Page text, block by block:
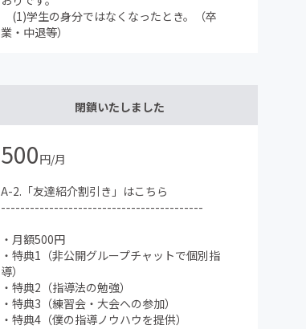
(1)学生の身分ではなくなったとき。（卒
業・中退等）
閉鎖いたしました
500円/月
A-2.「友達紹介割引き」はこちら
------------------------------------------
・月額500円
・特典1（非公開グループチャットで個別指
導）
・特典2（指導法の勉強）
・特典3（練習会・大会への参加）
・特典4（僕の指導ノウハウを提供）